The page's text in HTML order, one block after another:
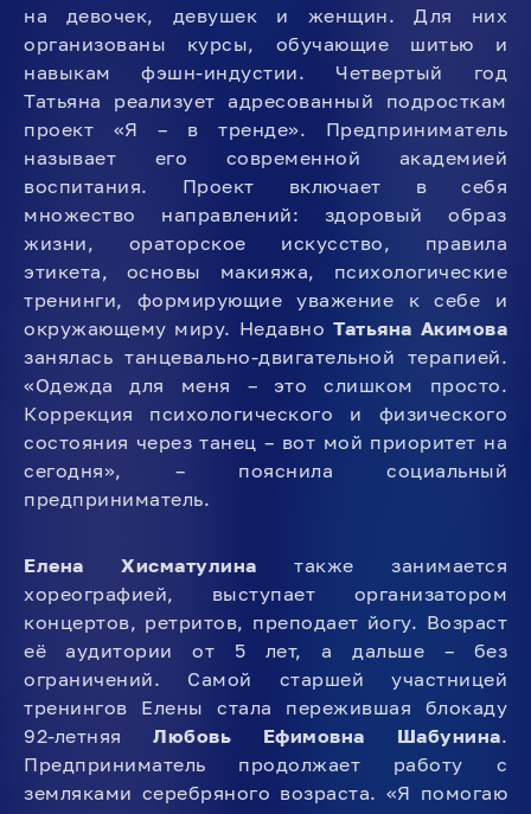
на девочек, девушек и женщин. Для них
организованы курсы, обучающие шитью и
навыкам фэшн-индустии. Четвертый год
Татьяна реализует адресованный подросткам
проект «Я – в тренде». Предприниматель
называет его современной академией
воспитания. Проект включает в себя
множество направлений: здоровый образ
жизни, ораторское искусство, правила
этикета, основы макияжа, психологические
тренинги, формирующие уважение к себе и
окружающему миру. НедавноТатьяна Акимова
занялась танцевально-двигательной терапией.
«Одежда для меня – это слишком просто.
Коррекция психологического и физического
состояния через танец – вот мой приоритет на
сегодня», – пояснила социальный
предприниматель.
Елена Хисматулина также занимается
хореографией, выступает организатором
концертов, ретритов, преподает йогу. Возраст
её аудитории от 5 лет, а дальше – без
ограничений. Самой старшей участницей
тренингов Елены стала пережившая блокаду
92-летняяЛюбовь Ефимовна Шабунина.
Предприниматель продолжает работу с
земляками серебряного возраста. «Я помогаю